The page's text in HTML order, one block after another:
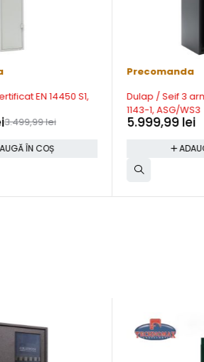
EN 14450 S1,
3.499,99lei
ÎN COȘ
Precomanda
Dulap / Seif 3
1143-1, ASG/WS3
5.999,99 lei